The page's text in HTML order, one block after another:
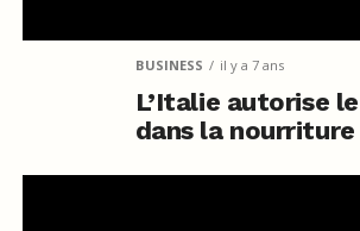
BUSINESS il y a 7 ans
L’Italie autorise
dans la nourriture